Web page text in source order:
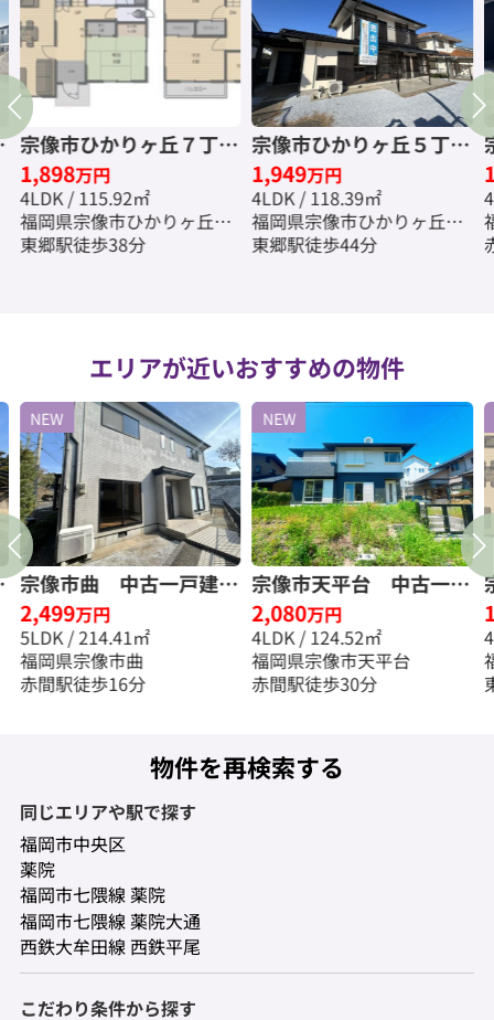
宗像市ひかりヶ丘７丁目
中古戸建☆仲介手数料無
料☆
1,898万円
4LDK / 115.92㎡
福岡県宗像市ひかりヶ丘７
丁目
東郷駅徒歩38分
宗像市ひかりヶ丘５丁
目 中古一戸建
1,949万円
4LDK / 118.39㎡
福岡県宗像市ひかりヶ丘５
丁目
東郷駅徒歩44分
エリアが近いおすすめの物件
NEW
宗像市曲 中古一戸建☆
仲介手数料無料☆
2,499万円
5LDK / 214.41㎡
福岡県宗像市曲
赤間駅徒歩16分
NEW
宗像市天平台 中古一戸
建☆仲介手数料無料☆
2,080万円
4LDK / 124.52㎡
福岡県宗像市天平台
赤間駅徒歩30分
物件を再検索する
同じエリアや駅で探す
福岡市中央区
薬院
福岡市七隈線 薬院
福岡市七隈線 薬院大通
西鉄大牟田線 西鉄平尾
こだわり条件から探す